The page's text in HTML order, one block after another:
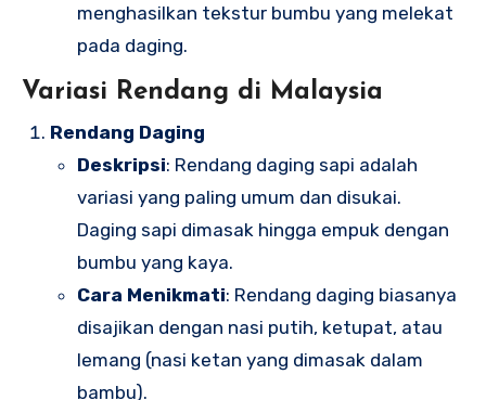
menghasilkan tekstur bumbu yang melekat
pada daging.
Variasi Rendang di Malaysia
Rendang Daging
Deskripsi: Rendang daging sapi adalah
variasi yang paling umum dan disukai.
Daging sapi dimasak hingga empuk dengan
bumbu yang kaya.
Cara Menikmati: Rendang daging biasanya
disajikan dengan nasi putih, ketupat, atau
lemang (nasi ketan yang dimasak dalam
bambu).